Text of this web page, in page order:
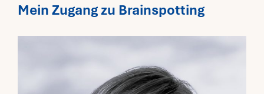
Mein Zugang zu Brainspotting